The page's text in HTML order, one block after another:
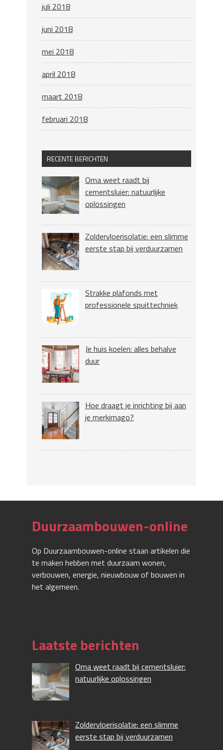
juli 2018
juni 2018
mei 2018
april 2018
maart 2018
februari 2018
RECENTE BERICHTEN
Oma weet raadt bij
cementsluier: natuurlijke
oplossingen
Zoldervloerisolatie: een slimme
eerste stap bij verduurzamen
Strakke plafonds met
professionele spuittechniek
Je huis koelen: alles behalve
duur
Hoe draagt je inrichting bij aan
je merkimago?
Duurzaambouwen-online
Op Duurzaambouwen-online staan artikelen die
te maken hebben met duurzaam wonen,
verbouwen, energie, nieuwbouw of bouwen in
het algemeen.
Laatste berichten
Oma weet raadt bij cementsluier:
natuurlijke oplossingen
Zoldervloerisolatie: een slimme
eerste stap bij verduurzamen